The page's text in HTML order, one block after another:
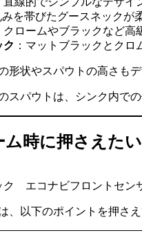
みを帯びたグースネックが
クロームやブラックなど
ク ：マットブラックとク
形状やスパウトの高さも
スパウトは、シンク内での
ム時に押さえた
ク エコナビフロントセン
、以下のポイントを押さ